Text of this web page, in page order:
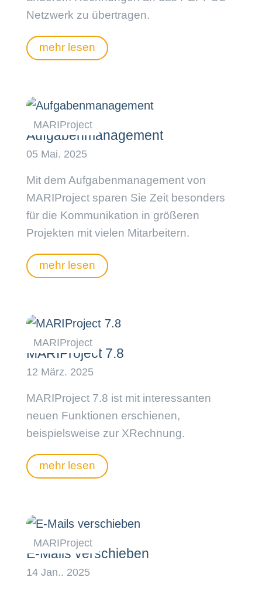
Netzwerk zu übertragen.
mehr lesen
Aufgabenmanagement
Mit dem Aufgabenmanagement von
MARIProject sparen Sie Zeit besonders
für die Kommunikation in größeren
Projekten mit vielen Mitarbeitern.
mehr lesen
MARIProject 7.8
MARIProject 7.8 ist mit interessanten
neuen Funktionen erschienen,
beispielsweise zur XRechnung.
mehr lesen
E-Mails verschieben